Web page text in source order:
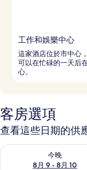
工作和娛樂中心
這家酒店位於市中心
可以在忙碌的一天后
心。
客房選項
查看這些日期的供
今晚
8月 9 - 8月 10
查看今晚 (8月 9 - 8月